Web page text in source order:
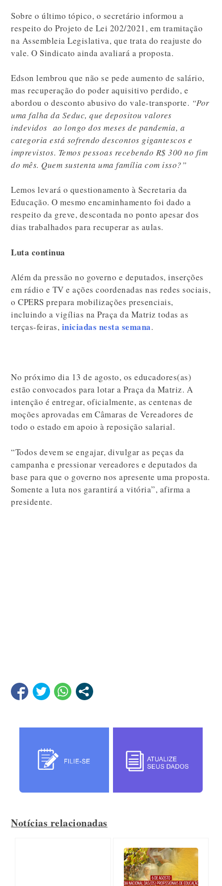
Sobre o último tópico, o secretário informou a
respeito do Projeto de Lei 202/2021, em tramitação
na Assembleia Legislativa, que trata do reajuste do
vale. O Sindicato ainda avaliará a proposta.
Edson lembrou que não se pede aumento de salário,
mas recuperação do poder aquisitivo perdido, e
abordou o desconto abusivo do vale-transporte. “Por
uma falha da Seduc, que depositou valores
indevidos ao longo dos meses de pandemia, a
categoria está sofrendo descontos gigantescos e
imprevistos. Temos pessoas recebendo R$ 300 no fim
do mês. Quem sustenta uma família com isso?”
Lemos levará o questionamento à Secretaria da
Educação. O mesmo encaminhamento foi dado a
respeito da greve, descontada no ponto apesar dos
dias trabalhados para recuperar as aulas.
Luta continua
Além da pressão no governo e deputados, inserções
em rádio e TV e ações coordenadas nas redes sociais,
o CPERS prepara mobilizações presenciais,
incluindo a vigílias na Praça da Matriz todas as
terças-feiras, iniciadas nesta semana.
No próximo dia 13 de agosto, os educadores(as)
estão convocados para lotar a Praça da Matriz. A
intenção é entregar, oficialmente, as centenas de
moções aprovadas em Câmaras de Vereadores de
todo o estado em apoio à reposição salarial.
“Todos devem se engajar, divulgar as peças da
campanha e pressionar vereadores e deputados da
base para que o governo nos apresente uma proposta.
Somente a luta nos garantirá a vitória”, afirma a
presidente.
Notícias relacionadas